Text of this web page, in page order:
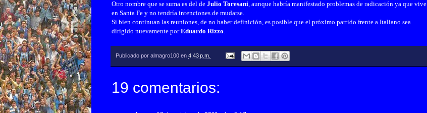
Otro nombre que se suma es del de Julio Toresani , aunque habría manifestado problemas de radicación ya que vive
en Santa Fe y no tendría intenciones de mudarse.
Si bien continuan las reuniones, de no haber definición, es posible que el próximo partido frente a Italiano sea
dirigido nuevamente porEduardo Rizzo
Publicado por almagro100 en 4:43 p.m.
19 comentarios: